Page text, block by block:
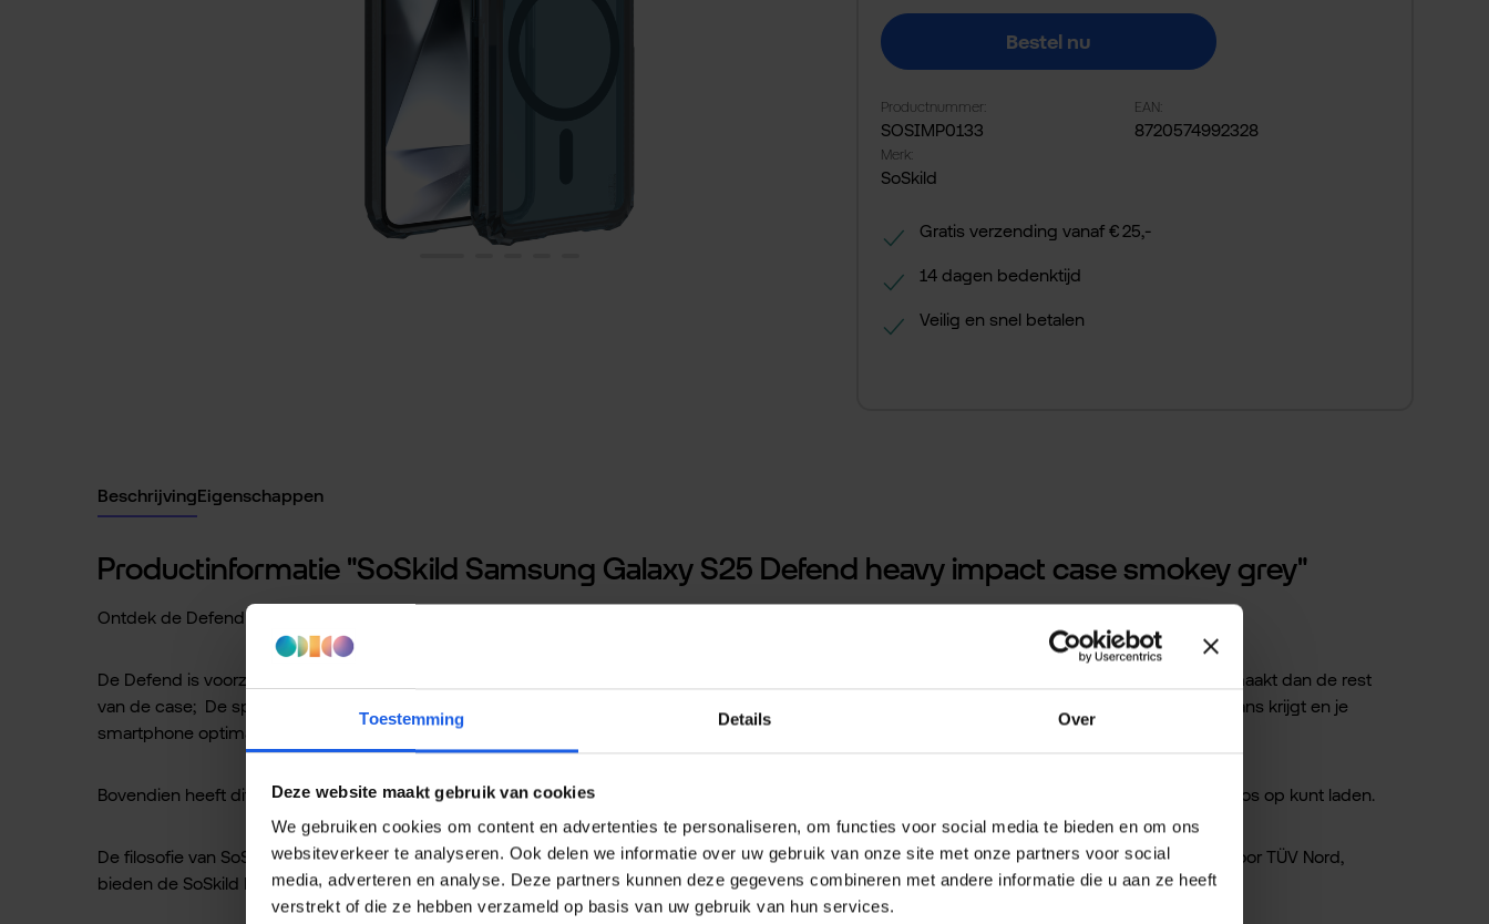
Toestemming Details Over
Deze website maakt gebruik van cookies
We gebruiken cookies om content en advertenties te personaliseren, om functies voor social media te bieden en om ons
websiteverkeer te analyseren. Ook delen we informatie over uw gebruik van onze site met onze partners voor social
media, adverteren en analyse. Deze partners kunnen deze gegevens combineren met andere informatie die u aan ze heeft
verstrekt of die ze hebben verzameld op basis van uw gebruik van hun services.
Bestel nu
Productnummer:
SOSIMP0133
EAN:
8720574992328
Merk:
SoSkild
Gratis verzending vanaf € 25,-
14 dagen bedenktijd
Veilig en snel betalen
BeschrijvingEigenschappen
Productinformatie "SoSkild Samsung Galaxy S25 Defend heavy impact case smokey grey"
Ontdek de Defend Heavy Impact Hoes voor de Samsung Galaxy S25, ontworpen om je toestel ultieme bescherming te bieden.
De Defend is voorzien van unieke, schokabsorberende Pyramid Corners® en uitgerust met Zigzag Protection® die van een stugger materiaal is gemaakt dan de rest
van de case; De speciale structuur zorgt ervoor dat impact wordt omgezet en verdeeld naar de randen van de hoes, waardoor valschade geen kans krijgt en je
smartphone optimaal wordt verdedigd - vandaar de naam Defend.
Bovendien heeft dit hoesje een ingebouwde magnetische ring waarmee je de Magsafe lader eenvoudig aan je hoesje kunt bevestigen en draadloos op kunt laden.
De filosofie van SoSkild, “ultieme bescherming door doordachte constructie”, is duidelijk terug te zien in elk detail van dit product. Volgens tests door TÜV Nord,
bieden de SoSkild Defend hoesjes tot 200% verbeterde weerstand tegen stoten en vallen in vergelijking met standaard hoesjes.